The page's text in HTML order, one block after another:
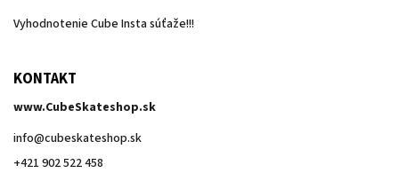
Vyhodnotenie Cube Insta súťaže!!!
KONTAKT
www.CubeSkateshop.sk
info@cubeskateshop.sk
+421 902 522 458